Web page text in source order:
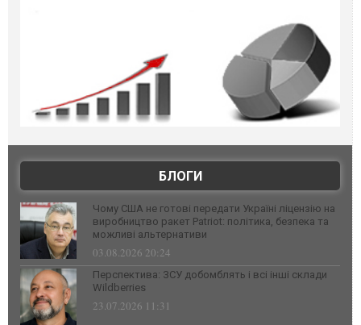
БЛОГИ
Чому США не готові передати Україні ліцензію на
виробництво ракет Patriot: політика, безпека та
можливі альтернативи
03.08.2026 20:24
Перспектива: ЗСУ добомблять і всі інші склади
Wildberries
23.07.2026 11:31